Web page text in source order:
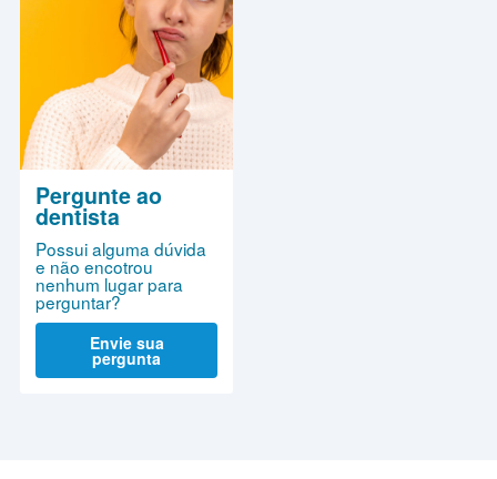
Pergunte ao
dentista
Possui alguma dúvida
e não encotrou
nenhum lugar para
perguntar?
Envie sua
pergunta